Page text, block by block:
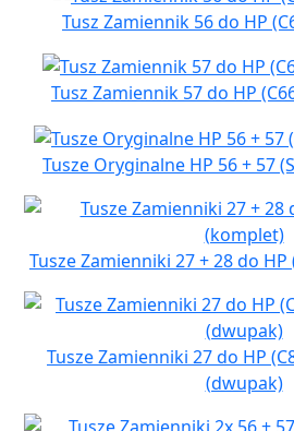
Tusz Zamiennik 56 do HP
Tusz Zamiennik 57 do HP
Tusze Oryginalne HP 56 + 57
Tusze Zamienniki 27 + 28 do HP
Tusze Zamienniki 27 do HP
(dwupak)